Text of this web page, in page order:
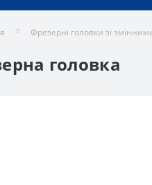
Фрезерні головки зі
головка